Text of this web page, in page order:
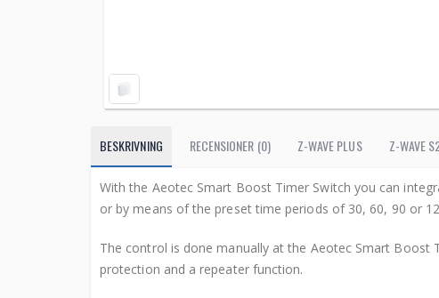
BESKRIVNING RECENSIONER (0) Z-WAVE PLUS Z-WAVE
With the Aeotec Smart Boost Timer Switch you can
or by means of the preset time periods of 30, 60, 90 or
The control is done manually at the Aeotec Smart Boost
protection and a repeater function.